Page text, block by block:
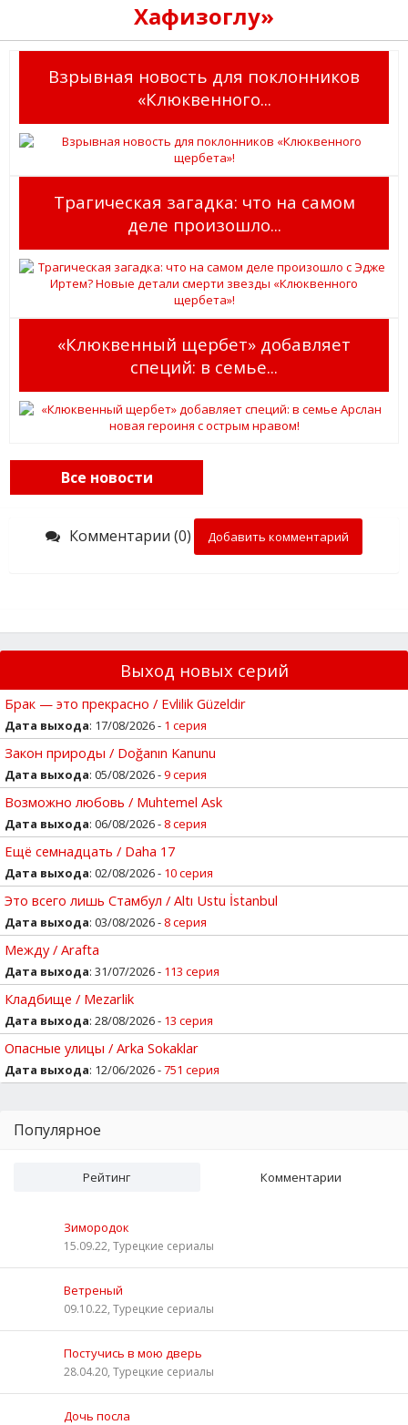
Хафизоглу»
Взрывная новость для поклонников
«Клюквенного...
Трагическая загадка: что на самом
деле произошло...
«Клюквенный щербет» добавляет
специй: в семье...
Все новости
Комментарии (0) Добавить комментарий
Выход новых серий
Брак — это прекрасно / Evlilik Güzeldir
Дата выхода: 17/08/2026 - 1 серия
Закон природы / Doğanın Kanunu
Дата выхода: 05/08/2026 -9 серия
Возможно любовь / Muhtemel Ask
Дата выхода: 06/08/2026 - 8 серия
Ещё семнадцать / Daha 17
Дата выхода: 02/08/2026 - 10 серия
Это всего лишь Стамбул / Altı Ustu İstanbul
Дата выхода: 03/08/2026 - 8 серия
Между / Arafta
Дата выхода: 31/07/2026 - 113 серия
Кладбище / Mezarlik
Дата выхода: 28/08/2026 - 13 серия
Опасные улицы / Arka Sokaklar
Дата выхода: 12/06/2026 -751 серия
Популярное
Рейтинг Комментарии
Зимородок
15.09.22, Турецкие сериалы
Ветреный
09.10.22, Турецкие сериалы
Постучись в мою дверь
28.04.20, Турецкие сериалы
Дочь посла